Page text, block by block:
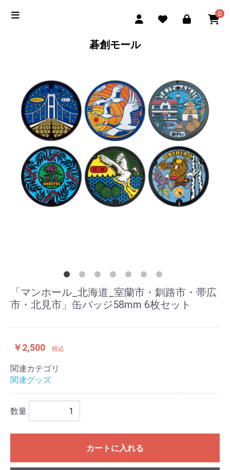
0
碁創モール
「マンホール_北海道_室蘭市・釧路市・帯広
市・北見市」缶バッジ58mm 6枚セット
￥2,500 税込
関連カテゴリ
関連グッズ
数量
カートに入れる